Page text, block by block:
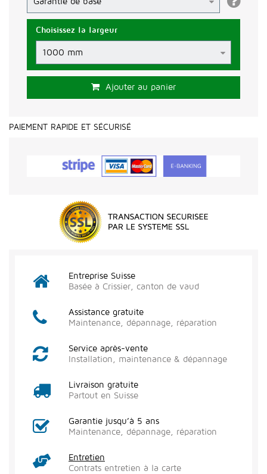
Choisissez la largeur
Ajouter au panier
PAIEMENT RAPIDE ET SÉCURISÉ
Entreprise Suisse
Basée à Crissier, canton de vaud
Assistance gratuite
Maintenance, dépannage, réparation
Service après-vente
Installation, maintenance & dépannage
Livraison gratuite
Partout en Suisse
Garantie jusqu’à 5 ans
Maintenance, dépannage, réparation
Entretien
Contrats entretien à la carte